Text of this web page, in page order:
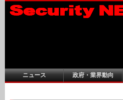
ニュース 政府・業界動向